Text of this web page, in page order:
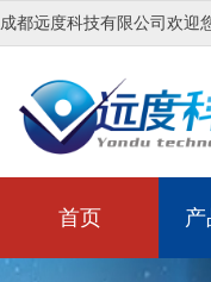
成都远度科技有限公司欢迎
首页